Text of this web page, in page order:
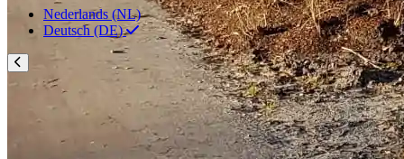
Nederlands (NL)
Deutsch (DE)